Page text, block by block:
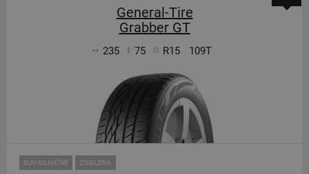
General-Tire
Grabber GT
235 75 R15 109T
SUV-SILNIČNÉ ZOSÍLENÁ